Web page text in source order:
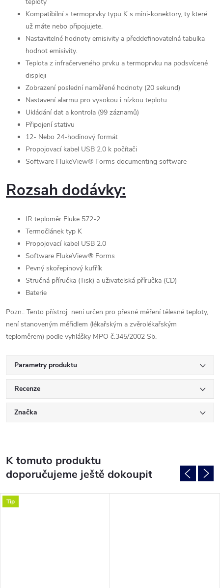
Kompatibilní s termoprvky typu K s mini-konektory, ty které
už máte nebo připojujete.
Nastavitelné hodnoty emisivity a předdefinovatelná tabulka
hodnot emisivity.
Teplota z infračerveného prvku a termoprvku na podsvícené
displeji
Zobrazení poslední naměřené hodnoty (20 sekund)
Nastavení alarmu pro vysokou i nízkou teplotu
Ukládání dat a kontrola (99 záznamů)
Připojení stativu
12- Nebo 24-hodinový formát
Propojovací kabel USB 2.0 k počítači
Software FlukeView® Forms documenting software
Rozsah dodávky:
IR teploměr Fluke 572-2
Termočlánek typ K
Propojovací kabel USB 2.0
Software FlukeView® Forms
Pevný skořepinový kufřík
Stručná příručka (Tisk) a uživatelská příručka (CD)
Baterie
Pozn.: Tento přístroj není určen pro přesné měření tělesné teploty,
není stanoveným měřidlem (lékařským a zvěrolékařským
teploměrem) podle vyhlášky MPO č.345/2002 Sb.
Parametry produktu
Recenze
Značka
K tomuto produktu
doporučujeme ještě dokoupit
Tip